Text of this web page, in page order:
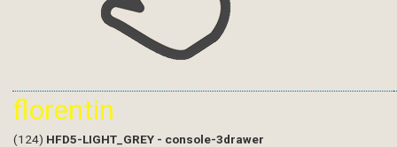
florentin
(124) HFD5-LIGHT_GREY - console-3drawer